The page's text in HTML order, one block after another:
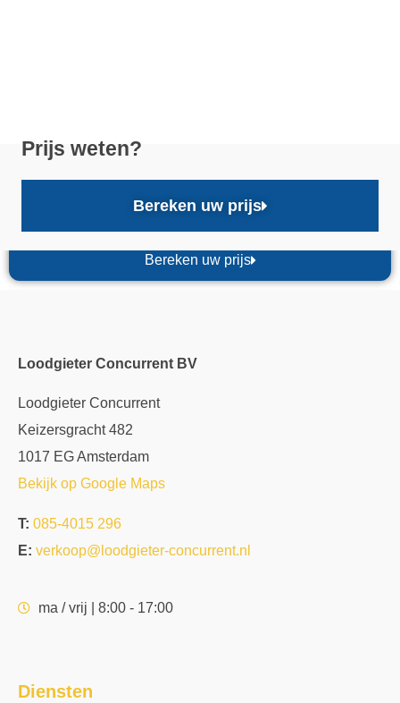
Prijs weten?
Bereken uw prijs
Bereken uw prijs
Loodgieter Concurrent BV
Loodgieter Concurrent
Keizersgracht 482
1017 EG Amsterdam
Bekijk op Google Maps
T: 085-4015 296
E: verkoop@loodgieter-concurrent.nl
ma / vrij | 8:00 - 17:00
Diensten